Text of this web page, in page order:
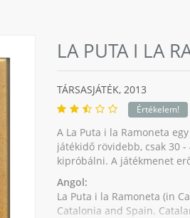
LA PUTA I LA
TÁRSASJÁTÉK, 2013
Értékelem!
A La Puta i la Ramoneta
játékidő rövidebb, csak 30
kipróbálni. A játékmenet
Angol:
La Puta i la Ramoneta (in
Catalonia and Spain.